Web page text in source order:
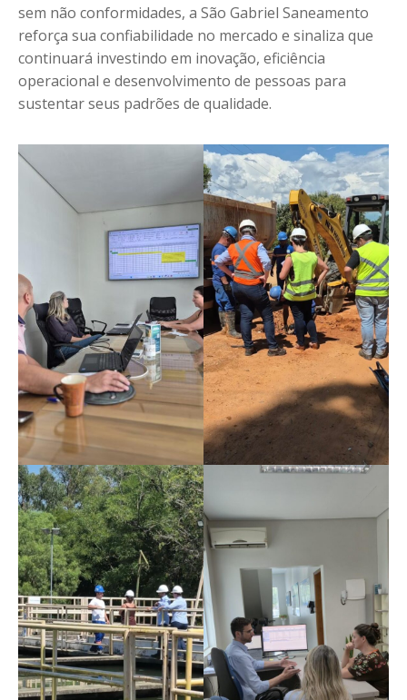
sem não conformidades, a São Gabriel Saneamento
reforça sua confiabilidade no mercado e sinaliza que
continuará investindo em inovação, eficiência
operacional e desenvolvimento de pessoas para
sustentar seus padrões de qualidade.